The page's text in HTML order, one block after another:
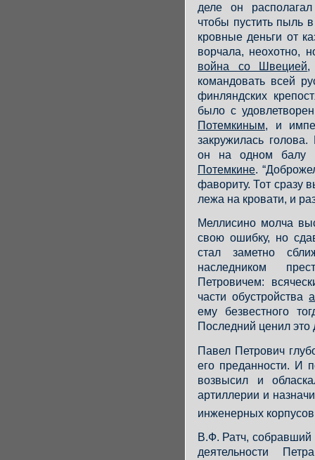
деле он
чтобы пустить пыль
кровные деньги от
ворчала, неохотно,
война со Швецией,
командовать всей
финляндских
было с
Потемкиным, и
закружилась
он на одном балу
Потемкине.
фавориту. Тот сразу
лежа на кровати, и
Меллисино молча
свою ошибку, но
стал заметно
наследником
Петровичем:
части обустройства
ему безвестного
Последний ценил это
Павел Петрович
его преданности. И
возвысил и
артиллерии и
инженерных
В.Ф. Ратч,
деятельности